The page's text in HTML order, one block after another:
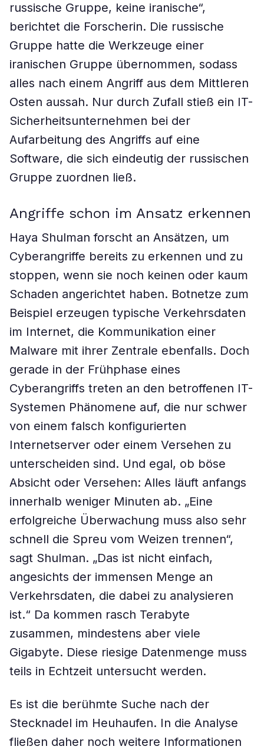
russische Gruppe, keine iranische“,
berichtet die Forscherin. Die russische
Gruppe hatte die Werkzeuge einer
iranischen Gruppe übernommen, sodass
alles nach einem Angriff aus dem Mittleren
Osten aussah. Nur durch Zufall stieß ein IT-
Sicherheitsunternehmen bei der
Aufarbeitung des Angriffs auf eine
Software, die sich eindeutig der russischen
Gruppe zuordnen ließ.
Angriffe schon im Ansatz erkennen
Haya Shulman forscht an Ansätzen, um
Cyberangriffe bereits zu erkennen und zu
stoppen, wenn sie noch keinen oder kaum
Schaden angerichtet haben. Botnetze zum
Beispiel erzeugen typische Verkehrsdaten
im Internet, die Kommunikation einer
Malware mit ihrer Zentrale ebenfalls. Doch
gerade in der Frühphase eines
Cyberangriffs treten an den betroffenen IT-
Systemen Phänomene auf, die nur schwer
von einem falsch konfigurierten
Internetserver oder einem Versehen zu
unterscheiden sind. Und egal, ob böse
Absicht oder Versehen: Alles läuft anfangs
innerhalb weniger Minuten ab. „Eine
erfolgreiche Überwachung muss also sehr
schnell die Spreu vom Weizen trennen“,
sagt Shulman. „Das ist nicht einfach,
angesichts der immensen Menge an
Verkehrsdaten, die dabei zu analysieren
ist.“ Da kommen rasch Terabyte
zusammen, mindestens aber viele
Gigabyte. Diese riesige Datenmenge muss
teils in Echtzeit untersucht werden.
Es ist die berühmte Suche nach der
Stecknadel im Heuhaufen. In die Analyse
fließen daher noch weitere Informationen